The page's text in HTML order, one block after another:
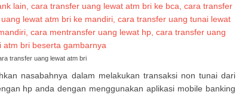
transfer uang lewat atm bri
nasabahnya dalam melakukan transaksi non tunai dari
hp anda dengan menggunakan aplikasi mobile banking